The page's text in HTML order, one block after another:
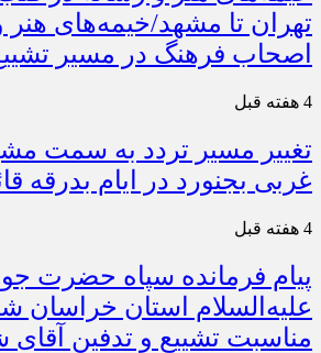
تهران تا مشهد/خیمه‌های هنر
اصحاب فرهنگ در مسیر
4 هفته قبل
تغییر مسیر تردد به سمت
غربی بجنورد در ایام بدرقه
4 هفته قبل
پیام فرمانده سپاه حضرت
علیه‌السلام استان خراسان
مناسبت تشییع و تدفین آقای